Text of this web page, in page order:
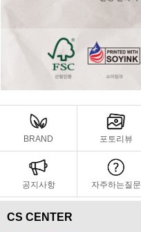
BRAND 포토리뷰
공지사항 자주하는질문
CS CENTER